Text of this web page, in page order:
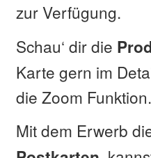
zur Verfügung.
Schau‘ dir die
Karte gern im
die Zoom Funktion.
Mit dem Erwerb